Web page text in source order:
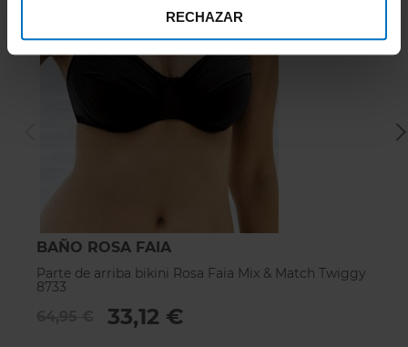
RECHAZAR
BAÑO ROSA FAIA
Parte de arriba bikini Rosa Faia Mix & Match Twiggy
8733
33,12 €